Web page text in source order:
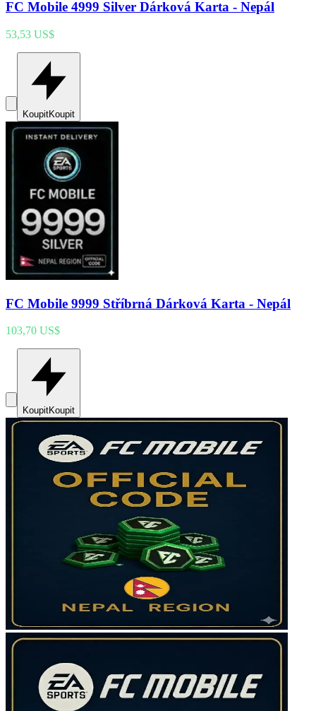
FC Mobile 4999 Silver Dárková Karta - Nepál
53,53 US$
KoupitKoupit
FC Mobile 9999 Stříbrná Dárková Karta - Nepál
103,70 US$
KoupitKoupit